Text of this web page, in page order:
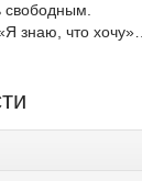
свободным.
знаю, что хочу»…